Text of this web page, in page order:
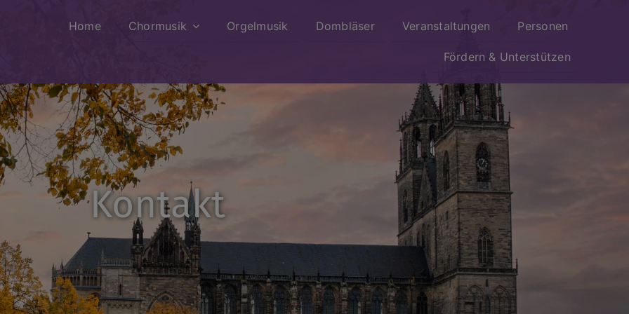
Home Chormusik Orgelmusik Dombläser Veranstaltungen Personen
Fördern & Unterstützen
Kontakt